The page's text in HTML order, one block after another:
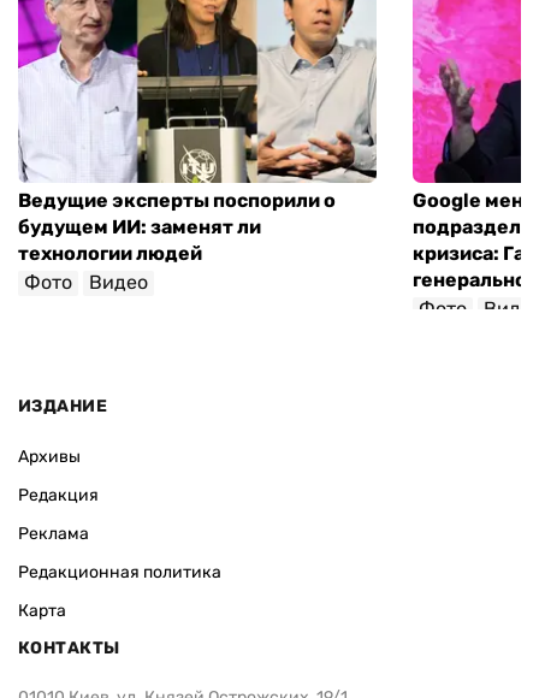
Ведущие эксперты поспорили о
будущем ИИ: заменят ли
технологии людей
Фото
Видео
Google
кризиса:
Фото
ИЗДАНИЕ
Архивы
Редакция
Реклама
Редакционная политика
Карта
КОНТАКТЫ